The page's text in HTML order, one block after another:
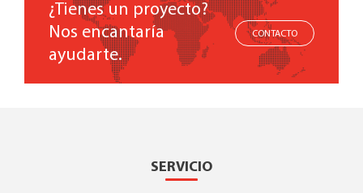
¿Tienes un proyecto?
Nos encantaría
ayudarte.
CONTACTO
SERVICIO